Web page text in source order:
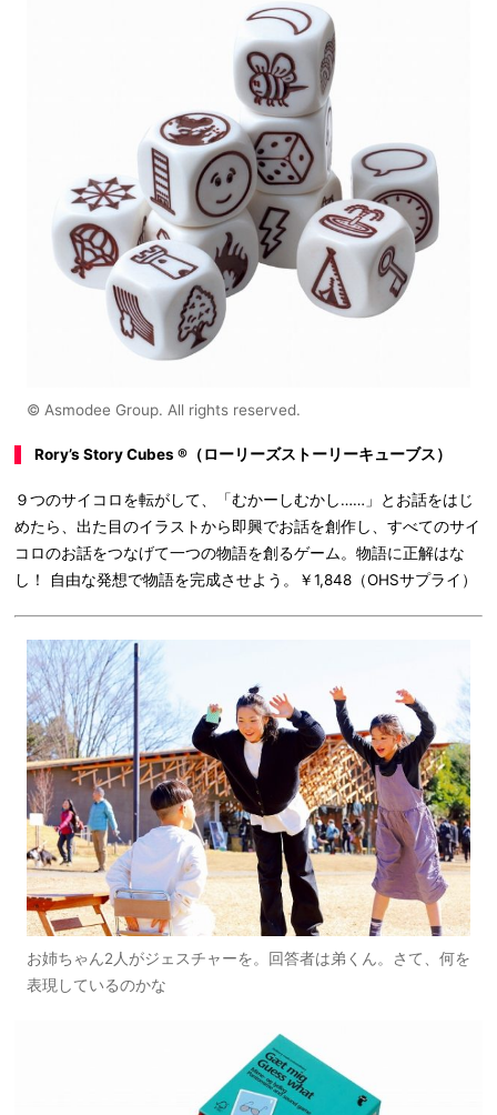
© Asmodee Group. All rights reserved.
Rory’s Story Cubes ®（ローリーズストーリーキューブス）
９つのサイコロを転がして、「むかーしむかし……」とお話をはじ
めたら、出た目のイラストから即興でお話を創作し、すべてのサイ
コロのお話をつなげて一つの物語を創るゲーム。物語に正解はな
し！ 自由な発想で物語を完成させよう。￥1,848（OHSサプライ）
お姉ちゃん2人がジェスチャーを。回答者は弟くん。さて、何を
表現しているのかな